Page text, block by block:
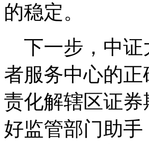
的稳定。
下一步，中证
者服务中心的
责化解辖区证
好监管部门助